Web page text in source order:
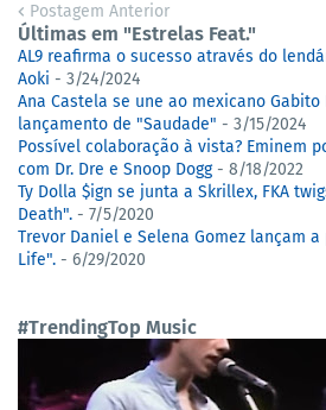
Postagem Anterior
Últimas em "Estrelas Feat."
AL9 reafirma o sucesso através do
Aoki - 3/24/2024
Ana Castela se une ao mexicano
lançamento de "Saudade" - 3/15/2024
Possível colaboração à vista? Eminem
com Dr. Dre e Snoop Dogg- 8/18/2022
Ty Dolla $ign se junta a Skrillex, FKA
Death". - 7/5/2020
Trevor Daniel e Selena Gomez lançam
Life". - 6/29/2020
#TrendingTop Music